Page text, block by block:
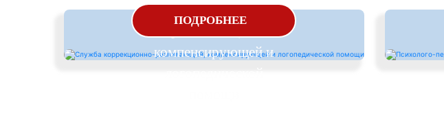
Служба коррекционно-
развивающей,
компенсирующей и
ПОДРОБНЕЕ